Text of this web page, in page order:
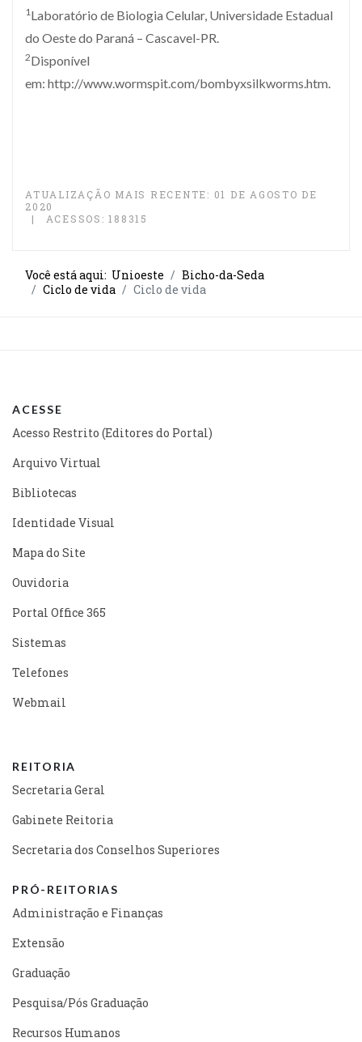
1Laboratório de Biologia Celular, Universidade Estadual
do Oeste do Paraná – Cascavel-PR.
2Disponível
em: http://www.wormspit.com/bombyxsilkworms.htm.
ATUALIZAÇÃO MAIS RECENTE: 01 DE AGOSTO DE
2020
ACESSOS: 188315
Você está aqui: Unioeste
Bicho-da-Seda
Ciclo de vida
Ciclo de vida
ACESSE
Acesso Restrito (Editores do Portal)
Arquivo Virtual
Bibliotecas
Identidade Visual
Mapa do Site
Ouvidoria
Portal Office 365
Sistemas
Telefones
Webmail
REITORIA
Secretaria Geral
Gabinete Reitoria
Secretaria dos Conselhos Superiores
PRÓ-REITORIAS
Administração e Finanças
Extensão
Graduação
Pesquisa/Pós Graduação
Recursos Humanos